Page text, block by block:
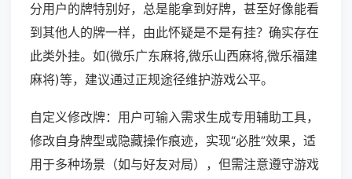
分用户的牌特别好，总是能拿到好牌，甚至好像能看
到其他人的牌一样，由此怀疑是不是有挂？确实存在
此类外挂。如(微乐广东麻将,微乐山西麻将,微乐福建
麻将)等，建议通过正规途径维护游戏公平。
自定义修改牌：用户可输入需求生成专用辅助工具，
修改自身牌型或隐藏操作痕迹，实现“必胜”效果，适
用于多种场景（如与好友对局），但需注意遵守游戏